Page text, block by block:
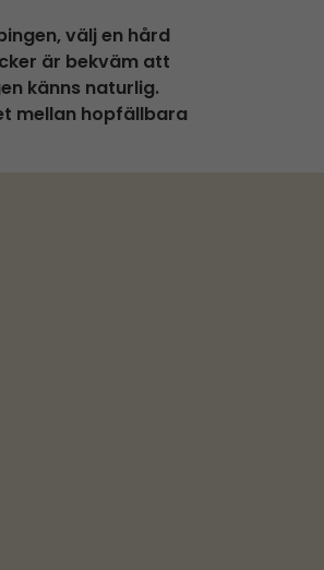
välj en hård
är bekväm att
känns naturlig.
mellan hopfällbara